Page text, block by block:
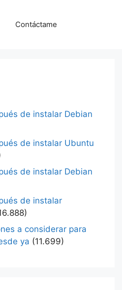
Contáctame
de instalar Debian
de instalar Ubuntu
de instalar Debian
de instalar
a considerar para
ya (11.699)